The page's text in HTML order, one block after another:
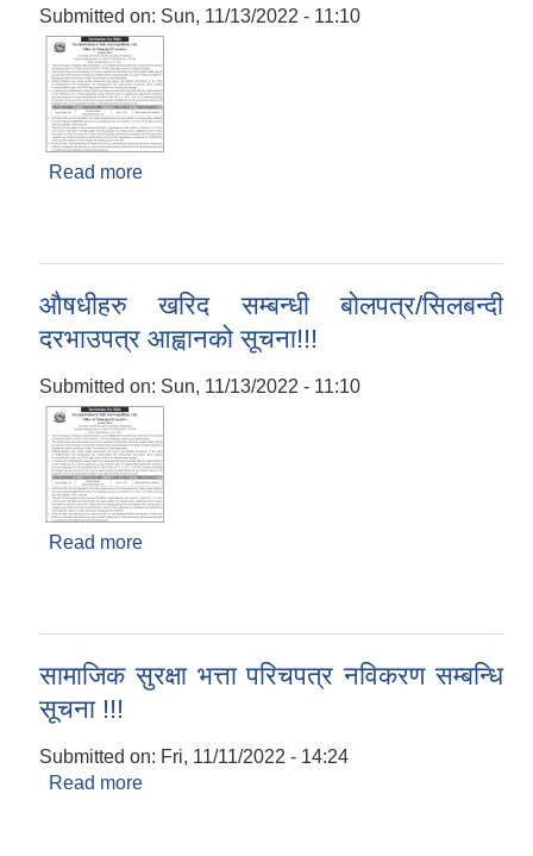
Submitted on: Sun, 11/13/2022 - 11:10
Read more
औषधीहरु खरिद सम्बन्धी बोलपत्र/सिलबन्दी
दरभाउपत्र आह्वानको सूचना!!!
Submitted on: Sun, 11/13/2022 - 11:10
Read more
सामाजिक सुरक्षा भत्ता परिचपत्र नविकरण सम्बन्धि
सूचना !!!
Submitted on: Fri, 11/11/2022 - 14:24
Read more